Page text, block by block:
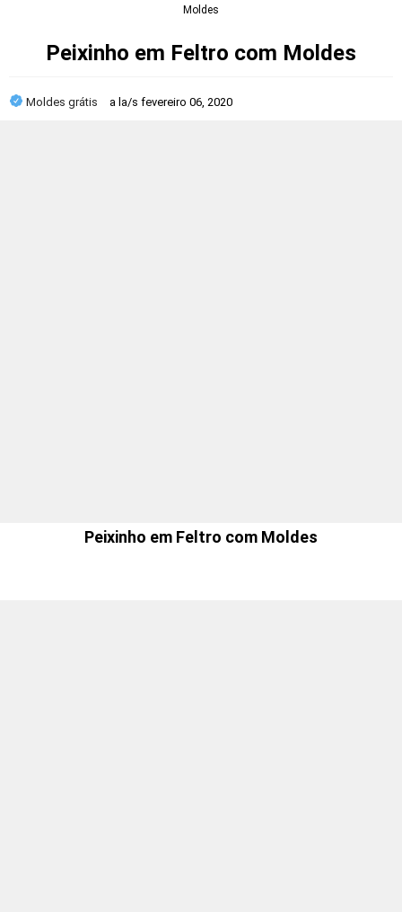
Moldes
Peixinho em Feltro com Moldes
Moldes grátis a la/s fevereiro 06, 2020
Peixinho em Feltro com Moldes